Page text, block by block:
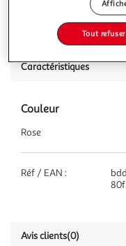
Description
Caractéristiques
Couleur
Rose
Réf / EAN :
Avis clients(0)
Tout refuser